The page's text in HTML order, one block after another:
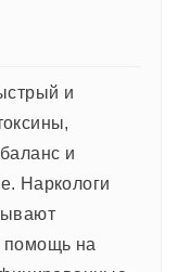
и
и
Наркологи
помощь на